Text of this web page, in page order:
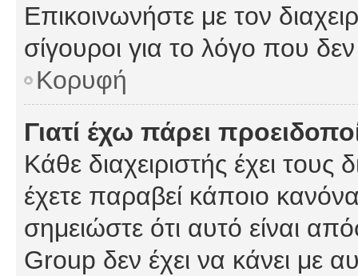
Επικοινωνήστε με τον
σίγουροι για το λόγο που
Κορυφή
Γιατί έχω πάρει
Κάθε διαχειριστής έχει
έχετε παραβεί κάποιο
σημειώστε ότι αυτό είναι
Group δεν έχει να κάνει με